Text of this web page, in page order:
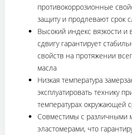
противокоррозионные
защиту и продлевают срок
Высокий индекс вязкости и
сдвигу гарантирует
свойств на протяжении
масла
Низкая температура
эксплуатировать технику
температурах окружающей
Совместимы с различными
эластомерами, что